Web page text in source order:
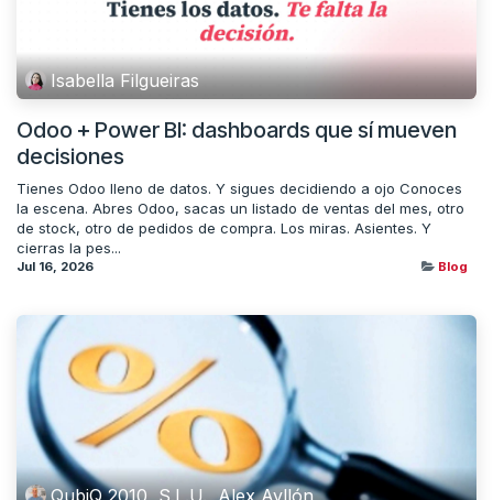
Isabella Filgueiras
Odoo + Power BI: dashboards que sí mueven
decisiones
Tienes Odoo lleno de datos. Y sigues decidiendo a ojo Conoces
la escena. Abres Odoo, sacas un listado de ventas del mes, otro
de stock, otro de pedidos de compra. Los miras. Asientes. Y
cierras la pes...
Jul 16, 2026 Blog
QubiQ 2010, S.L.U., Alex Ayllón